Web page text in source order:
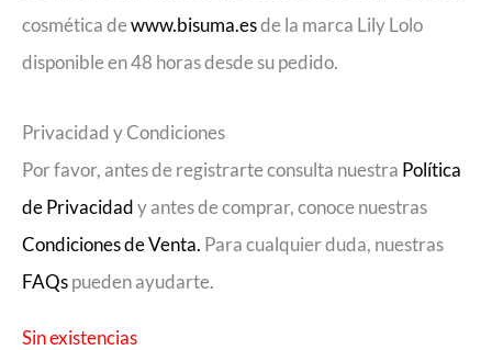
cosmética dewww.bisuma.esde la marca Lily Lolo
disponible en 48 horas desde su pedido.
Privacidad y Condiciones
Por favor, antes de registrarte consulta nuestra Política
de Privacidady antes de comprar, conoce nuestras
Condiciones de Venta. Para cualquier duda, nuestras
FAQspueden ayudarte.
Sin existencias